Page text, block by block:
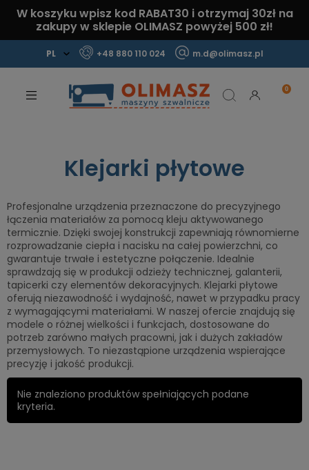
W koszyku wpisz kod RABAT30 i otrzymaj 30złna
zakupy w sklepie OLIMASZ powyżej 500 zł!
+48 880 110 024 m.d@olimasz.pl
Sprawdź!
Klejarki płytowe
Profesjonalne urządzenia przeznaczone do precyzyjnego
łączenia materiałów za pomocą kleju aktywowanego
termicznie. Dzięki swojej konstrukcji zapewniają równomierne
rozprowadzanie ciepła i nacisku na całej powierzchni, co
gwarantuje trwałe i estetyczne połączenie. Idealnie
sprawdzają się w produkcji odzieży technicznej, galanterii,
tapicerki czy elementów dekoracyjnych. Klejarki płytowe
oferują niezawodność i wydajność, nawet w przypadku pracy
z wymagającymi materiałami. W naszej ofercie znajdują się
modele o różnej wielkości i funkcjach, dostosowane do
potrzeb zarówno małych pracowni, jak i dużych zakładów
przemysłowych. To niezastąpione urządzenia wspierające
precyzję i jakość produkcji.
Nie znaleziono produktów spełniających podane
kryteria.